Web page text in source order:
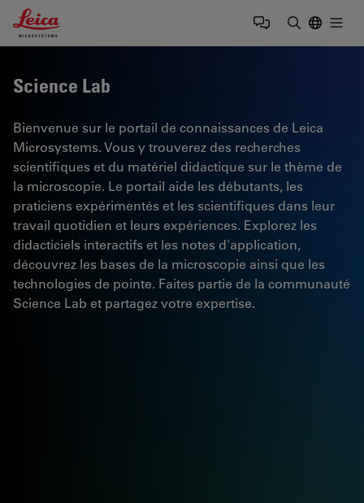
Leica Microsystems Logo
Science Lab
Bienvenue sur le portail de connaissances de Leica
Microsystems. Vous y trouverez des recherches
scientifiques et du matériel didactique sur le thème de
la microscopie. Le portail aide les débutants, les
praticiens expérimentés et les scientifiques dans leur
travail quotidien et leurs expériences. Explorez les
didacticiels interactifs et les notes d'application,
découvrez les bases de la microscopie ainsi que les
technologies de pointe. Faites partie de la communauté
Science Lab et partagez votre expertise.